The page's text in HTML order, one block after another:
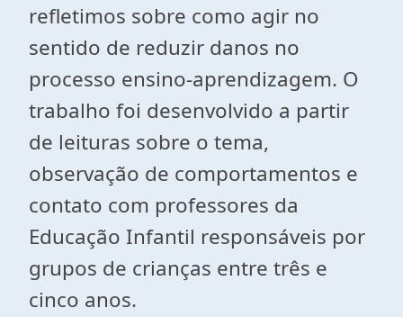
refletimos sobre como agir no
sentido de reduzir danos no
processo ensino-aprendizagem. O
trabalho foi desenvolvido a partir
de leituras sobre o tema,
observação de comportamentos e
contato com professores da
Educação Infantil responsáveis por
grupos de crianças entre três e
cinco anos.